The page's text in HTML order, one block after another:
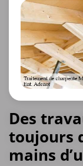
Des
toujours
mains